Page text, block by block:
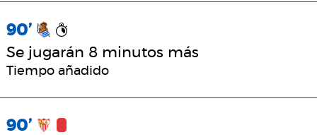
90’
Se jugarán 8 minutos más
Tiempo añadido
90’